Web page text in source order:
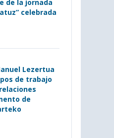
de la jornada
celebrada
Lezertua
de trabajo
de